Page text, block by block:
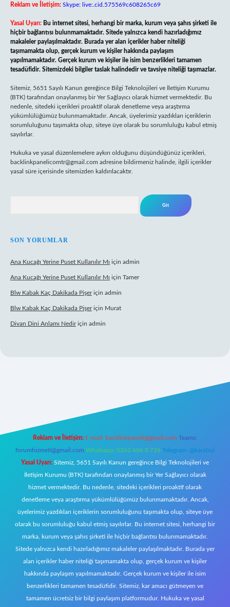
Reklam ve İletişim: Skype: live:.cid.575569c608265c69
Yasal Uyarı: Bu internet sitesi, herhangi bir marka, kurum veya şahıs şirketi ile
hiçbir bağlantısı bulunmamaktadır. Sitede yalnızca kendi hazırladığımız
makaleler paylaşılmaktadır. Burada yer alan içerikler haber niteliği
taşımamakta olup, gerçek kurum ve kişiler hakkında paylaşım
yapılmamaktadır. Gerçek kurum ve kişiler ile isim benzerlikleri tamamen
tesadüfidir. Sitemizdeki bilgiler taslak halindedir ve tavsiye niteliği taşımazlar.
Sitemiz, 5651 Sayılı Kanun gereğince Bilgi Teknolojileri ve İletişim Kurumu
(BTK) tarafından onaylanmış bir Yer Sağlayıcı olarak hizmet vermektedir. Bu
nedenle, sitedeki içerikleri proaktif olarak denetleme veya araştırma
yükümlülüğümüz bulunmamaktadır. Ancak, üyelerimiz yazdıkları içeriklerin
sorumluluğunu taşımakta olup, siteye üye olarak bu sorumluluğu kabul etmiş
sayılırlar.
Hukuka ve yasal düzenlemelere aykırı olduğunu düşündüğünüz içerikleri,
backlinkpanelicomtr@gmail.com adresine bildirmeniz halinde, ilgili içerikler
yasal süre içerisinde sitemizden kaldırılacaktır.
SON YORUMLAR
Ana Kucağı Yerine Puset Kullanılır Mı için admin
Ana Kucağı Yerine Puset Kullanılır Mı için Tamer
Blw Kabak Kaç Dakikada Pişeriçin admin
Blw Kabak Kaç Dakikada Pişeriçin Murat
Divan Dini Anlamı Nediriçin admin
Reklam ve İletişim: E-mail: backlinkpaneli@gmail.com Teams:
forumhizmeti@gmail.com Whatsapp: 0262 606 0 726 Telegram: @karabul
Yasal Uyarı: Sitemiz, 5651 Sayılı Kanun gereğince Bilgi Teknolojileri ve
İletişim Kurumu (BTK) tarafından onaylanmış bir Yer Sağlayıcı olarak
hizmet vermektedir. Bu nedenle, sitedeki içerikleri proaktif olarak
denetleme veya araştırma yükümlülüğümüz bulunmamaktadır. Ancak,
üyelerimiz yazdıkları içeriklerin sorumluluğunu taşımakta olup, siteye üye
olarak bu sorumluluğu kabul etmiş sayılırlar. Bu internet sitesi, herhangi bir
marka, kurum veya şahıs şirketi ile hiçbir bağlantısı bulunmamaktadır.
Sitede yalnızca kendi hazırladığımız makaleler paylaşılmaktadır. Burada yer
alan içerikler haber niteliği taşımamakta olup, gerçek kurum ve kişiler
hakkında paylaşım yapılmamaktadır. Gerçek kurum ve kişiler ile isim
benzerlikleri tamamen tesadüfidir. Sitemiz, kar amacı gütmeyen ve
tamamen ücretsiz bir bilgi paylaşım platformudur. Hukuka ve yasal